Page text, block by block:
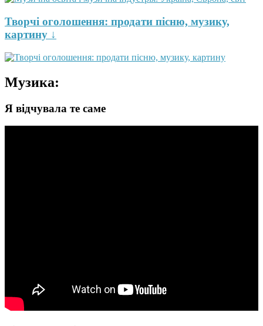
Творчі оголошення: продати пісню, музику,
картину ↓
Музика:
Я відчувала те саме